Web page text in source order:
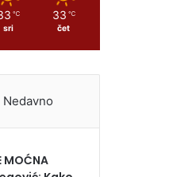
℃
sri
33 ℃
čet
Nedavno
MOĆNA